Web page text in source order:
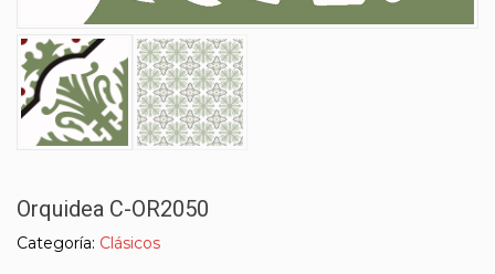
Orquidea C-OR2050
Categoría: Clásicos